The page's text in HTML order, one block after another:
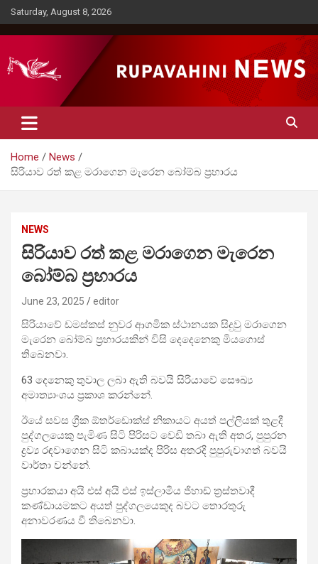
Skip
to
content
Saturday, August 8, 2026
Rupavahini News
Home
News
සිරියාව රත් කළ මරාගෙන මැරෙන බෝම්බ ප්‍රහාරය
NEWS
සිරියාව රත් කළ මරාගෙන මැරෙන
බෝම්බ ප්‍රහාරය
June 23, 2025 editor
සිරියාවේ ඩමස්කස් නුවර ආගමික ස්ථානයක සිදුවු මරාගෙන
මැරෙන බෝම්බ ප්‍රහාරයකින් විසි දෙදෙනෙකු මියගොස්
තිබෙනවා.
63 දෙනෙකු තුවාල ලබා ඇති බවයි සිරියාවේ සෞඛ්‍ය
අමාත්‍යාංශය ප්‍රකාශ කරන්නේ.
ඊයේ සවස ග්‍රීක ඕතර්ඩොක්ස් නිකායට අයත් පල්ලියක් තුළදී
පුද්ගලයෙකු පැමිණ සිටි පිරිසට වෙඩි තබා ඇති අතර, පුපුරන
ද්‍රව්‍ය රඳවාගෙන සිටි කබායක්ද පිරිස අතරදි පුපුරුවාගත් බවයි
වාර්තා වන්නේ.
ප්‍රහාරකයා අයි එස් අයි එස් ඉස්ලාමීය ජිහාඩ් ත්‍රස්තවාදී
කණ්ඩායමකට අයත් පුද්ගලයෙකුද බවට තොරතුරු
අනාවරණය වී තිබෙනවා.